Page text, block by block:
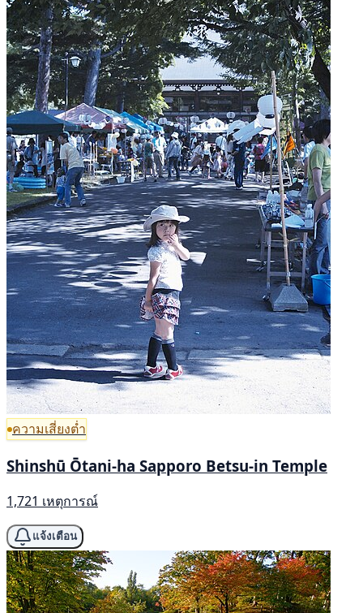
ความเสี่ยงต่ำ
Shinshū Ōtani-ha Sapporo Betsu-in Temple
1,721 เหตุการณ์
แจ้งเตือน